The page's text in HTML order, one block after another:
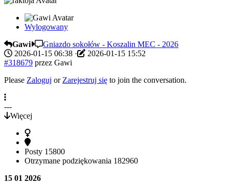
Wylogowany
Gawi
Gniazdo sokołów - Koszalin MEC - 2026
2026-01-15 06:38 ·
2026-01-15 15:52
#318679 przez Gawi
Please Zaloguj or Zarejestruj się to join the conversation.
---
Więcej
Posty 15800
Otrzymane podziękowania 182960
15 01 2026